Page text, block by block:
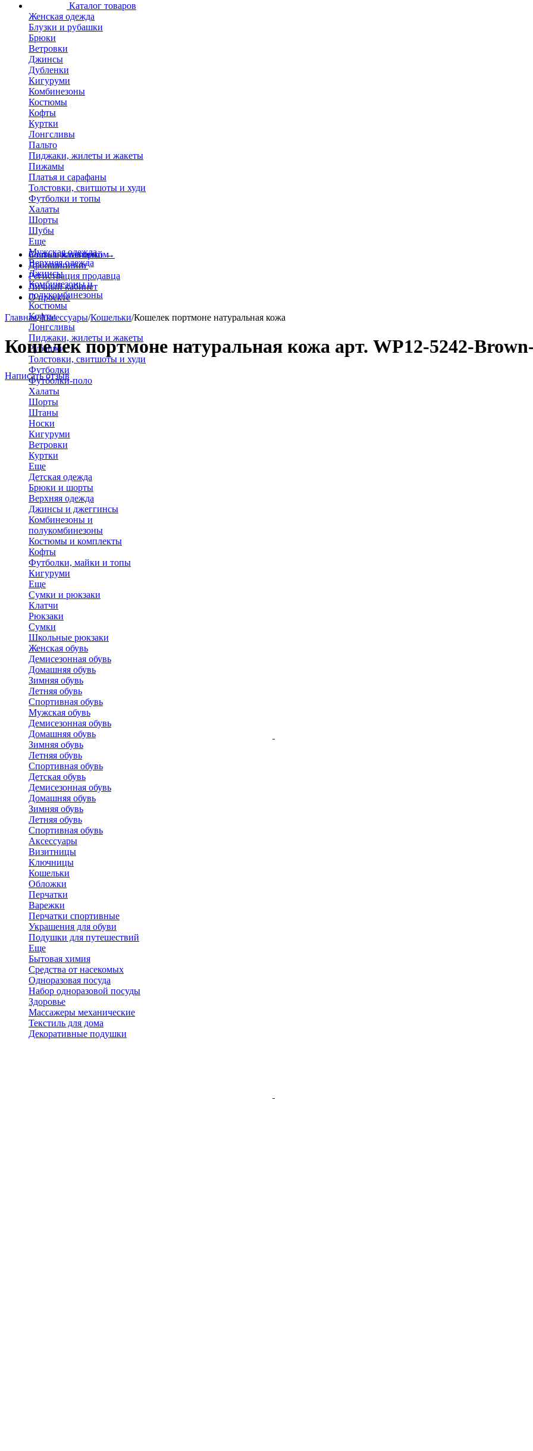
Каталог товаров
Женская одежда
Блузки и рубашки
Брюки
Ветровки
Джинсы
Дубленки
Кигуруми
Комбинезоны
Костюмы
Кофты
Куртки
Лонгсливы
Пальто
Пиджаки, жилеты и жакеты
Пижамы
Платья и сарафаны
Толстовки, свитшоты и худи
Футболки и топы
Халаты
Шорты
Шубы
Еще
Мужская одежда
Верхняя одежда
Джинсы
Комбинезоны и
полукомбинезоны
Костюмы
Кофты
Лонгсливы
Пиджаки, жилеты и жакеты
Рубашки
Толстовки, свитшоты и худи
Футболки
Футболки-поло
Халаты
Шорты
Штаны
Носки
Кигуруми
Ветровки
Куртки
Еще
Детская одежда
Брюки и шорты
Верхняя одежда
Джинсы и джеггинсы
Комбинезоны и
полукомбинезоны
Костюмы и комплекты
Кофты
Футболки, майки и топы
Кигуруми
Еще
Сумки и рюкзаки
Клатчи
Рюкзаки
Сумки
Школьные рюкзаки
Женская обувь
Демисезонная обувь
Домашняя обувь
Зимняя обувь
Летняя обувь
Спортивная обувь
Мужская обувь
Демисезонная обувь
Домашняя обувь
Зимняя обувь
Летняя обувь
Спортивная обувь
Детская обувь
Демисезонная обувь
Домашняя обувь
Зимняя обувь
Летняя обувь
Спортивная обувь
Аксессуары
Визитницы
Ключницы
Кошельки
Обложки
Перчатки
Варежки
Перчатки спортивные
Украшения для обуви
Подушки для путешествий
Еще
Бытовая химия
Средства от насекомых
Одноразовая посуда
Набор одноразовой посуды
Здоровье
Массажеры механические
Текстиль для дома
Декоративные подушки
Больше категорий→
Стать поставщиком
Дропшиппинг
Регистрация продавца
Личный кабинет
О проекте
Главная/Аксессуары/Кошельки/Кошелек портмоне натуральная кожа
Кошелек портмоне натуральная кожа арт. WP12-5242-
Написать отзыв